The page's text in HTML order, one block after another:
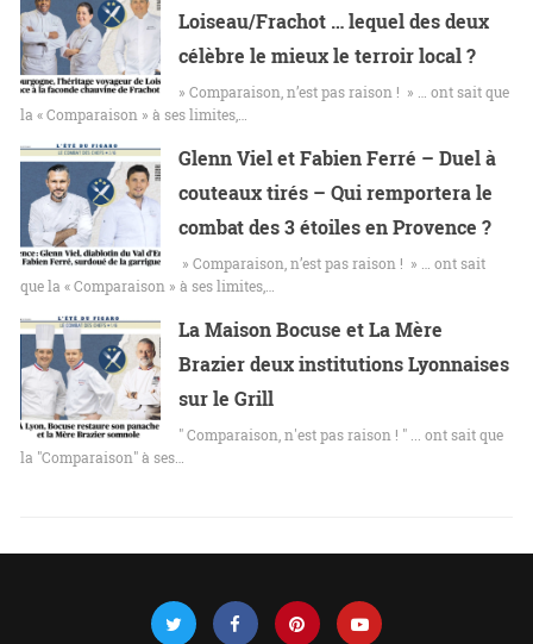
Loiseau/Frachot … lequel des deux
célèbre le mieux le terroir local ?
» Comparaison, n’est pas raison ! » … ont sait que
la « Comparaison » à ses limites,…
Glenn Viel et Fabien Ferré – Duel à
couteaux tirés – Qui remportera le
combat des 3 étoiles en Provence ?
» Comparaison, n’est pas raison ! » … ont sait
que la « Comparaison » à ses limites,…
La Maison Bocuse et La Mère
Brazier deux institutions Lyonnaises
sur le Grill
" Comparaison, n'est pas raison ! " ... ont sait que
la "Comparaison" à ses…